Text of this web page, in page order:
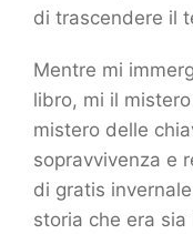
di trascendere il
Mentre mi
libro, mi il
mistero delle
sopravvivenza e
di gratis
storia che era